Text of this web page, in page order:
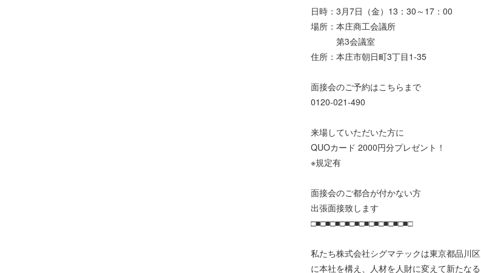
日時：3月7日（金）13：30～17：00
場所：本庄商工会議所
第3会議室
住所：本庄市朝日町3丁目1-35
面接会のご予約はこちらまで
0120-021-490
来場していただいた方に
QUOカード 2000円分プレゼント！
※規定有
面接会のご都合が付かない方
出張面接致します
□■□■□■□■□■□■□■□■□■□■□
私たち株式会社シグマテックは東京都品川区
に本社を構え、人材を人財に変えて新たなる